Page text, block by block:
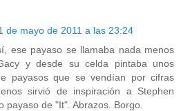
de mayo de 2011 a las 23:24
ese payaso se llamaba nada menos
y desde su celda pintaba unos
payasos que se vendían por cifras
sirvió de inspiración a Stephen
payaso de "It". Abrazos. Borgo.